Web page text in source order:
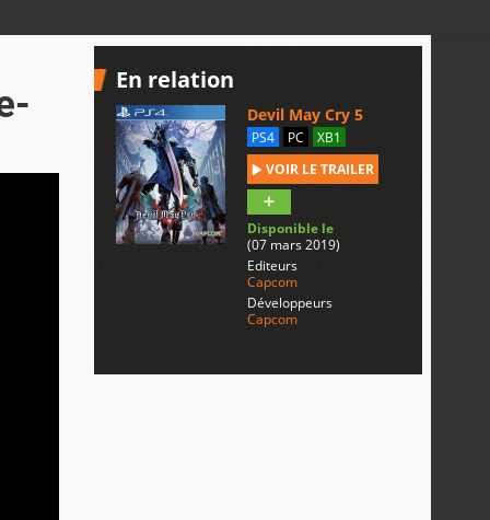
En relation
Devil May Cry 5
PS4 PC
XB1
VOIR LE TRAILER
Disponible le
(07 mars 2019)
Editeurs
Capcom
Développeurs
Capcom